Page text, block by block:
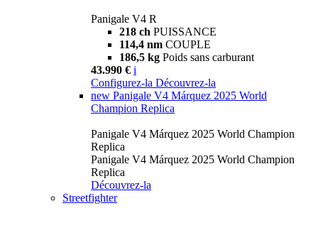
Panigale V4 R
218 ch PUISSANCE
114,4 nm COUPLE
186,5 kg Poids sans carburant
43.990 € i
Configurez-la Découvrez-la
new Panigale V4 Márquez 2025 World
Champion Replica
Panigale V4 Márquez 2025 World Champion
Replica
Panigale V4 Márquez 2025 World Champion
Replica
Découvrez-la
Streetfighter